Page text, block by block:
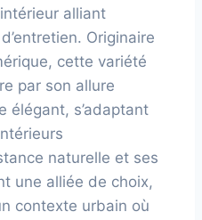
alliant
Originaire
cette variété
par son allure
élégant, s’adaptant
naturelle et ses
une alliée de choix,
contexte urbain où